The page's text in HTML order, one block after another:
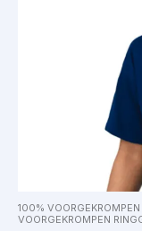
100%
VOORGEKROMPEN